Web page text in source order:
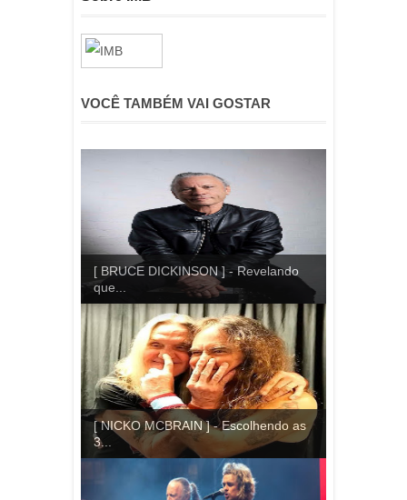
VOCÊ TAMBÉM VAI GOSTAR
[ BRUCE DICKINSON ] - Revelando
que...
[ NICKO MCBRAIN ] - Escolhendo as
3...